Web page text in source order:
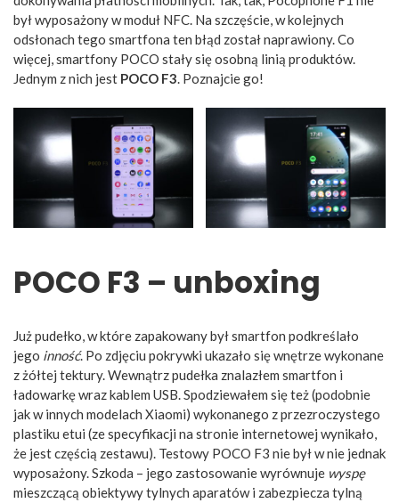
był wyposażony w moduł NFC. Na szczęście, w kolejnych
odsłonach tego smartfona ten błąd został naprawiony. Co
więcej, smartfony POCO stały się osobną linią produktów.
Jednym z nich jest POCO F3. Poznajcie go!
POCO F3 – unboxing
Już pudełko, w które zapakowany był smartfon podkreślało
jego inność. Po zdjęciu pokrywki ukazało się wnętrze wykonane
z żółtej tektury. Wewnątrz pudełka znalazłem smartfon i
ładowarkę wraz kablem USB. Spodziewałem się też (podobnie
jak w innych modelach Xiaomi) wykonanego z przezroczystego
plastiku etui (ze specyfikacji na stronie internetowej wynikało,
że jest częścią zestawu). Testowy POCO F3 nie był w nie jednak
wyposażony. Szkoda – jego zastosowanie wyrównuje wyspę
mieszczącą obiektywy tylnych aparatów i zabezpiecza tylną